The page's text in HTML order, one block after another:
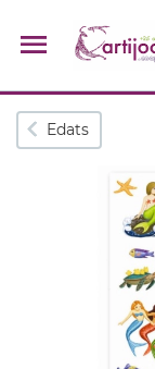
Cerques
Edats